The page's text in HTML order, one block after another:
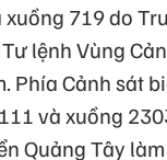
xuồng 719 do
lệnh Vùng
Phía Cảnh sát
và xuồng
Quảng Tây